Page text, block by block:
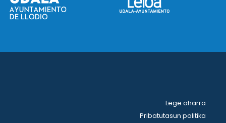
Lege oharra
Pribatutasun politika